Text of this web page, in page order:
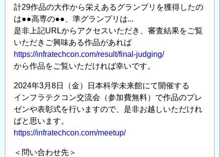
計29作品の大作から栄えあるグランプリを獲得したの
は●●高専の●●、準グランプリは...
是非上記URLからアクセスいただき、審査結果をご覧
いただきご興味ある作品があれば
https://infratechcon.com/result/final-judging/
から作品をご覧いただければ幸いです。
2024年3月8日（金）日本科学未来館にて開催する
インフラテクコン交流会（参加費無料）で作品のプレ
ゼンや表彰式を行いますので、是非お越しいただけれ
ばと思います。
https://infratechcon.com/meetup/
＜問い合わせ先＞